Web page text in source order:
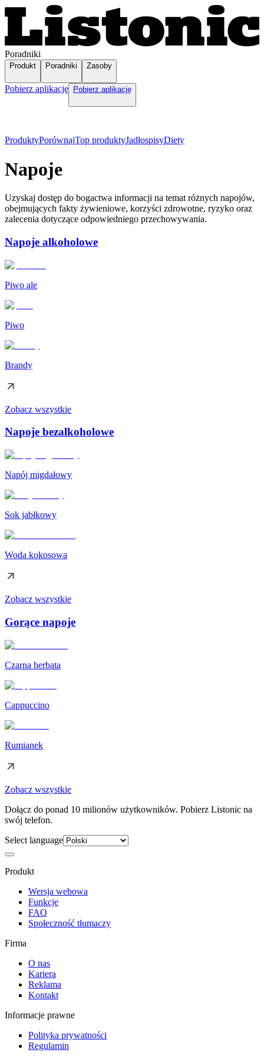
Poradniki
Produkt Poradniki Zasoby
Pobierz aplikację Pobierz aplikację
ProduktyPorównajTop produktyJadłospisyDiety
Napoje
Uzyskaj dostęp do bogactwa informacji na temat różnych napojów,
obejmujących fakty żywieniowe, korzyści zdrowotne, ryzyko oraz
zalecenia dotyczące odpowiedniego przechowywania.
Napoje alkoholowe
Piwo ale
Piwo
Brandy
Zobacz wszystkie
Napoje bezalkoholowe
Napój migdałowy
Sok jabłkowy
Woda kokosowa
Zobacz wszystkie
Gorące napoje
Czarna herbata
Cappuccino
Rumianek
Zobacz wszystkie
Dołącz do ponad 10 milionów użytkowników. Pobierz Listonic na
swój telefon.
Select language
Produkt
Wersja webowa
Funkcje
FAQ
Społeczność tłumaczy
Firma
O nas
Kariera
Reklama
Kontakt
Informacje prawne
Polityka prywatności
Regulamin